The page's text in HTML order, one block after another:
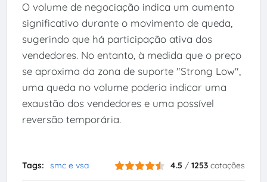
O volume de negociação indica um aumento
significativo durante o movimento de queda,
sugerindo que há participação ativa dos
vendedores. No entanto, à medida que o preço
se aproxima da zona de suporte "Strong Low",
uma queda no volume poderia indicar uma
exaustão dos vendedores e uma possível
reversão temporária.
Tags: smc e vsa 4.5 /1253 cotações